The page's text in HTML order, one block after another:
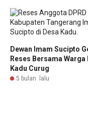
Dewan Imam Sucipto
Reses Bersama Warga
Kadu Curug
5 bulan lalu